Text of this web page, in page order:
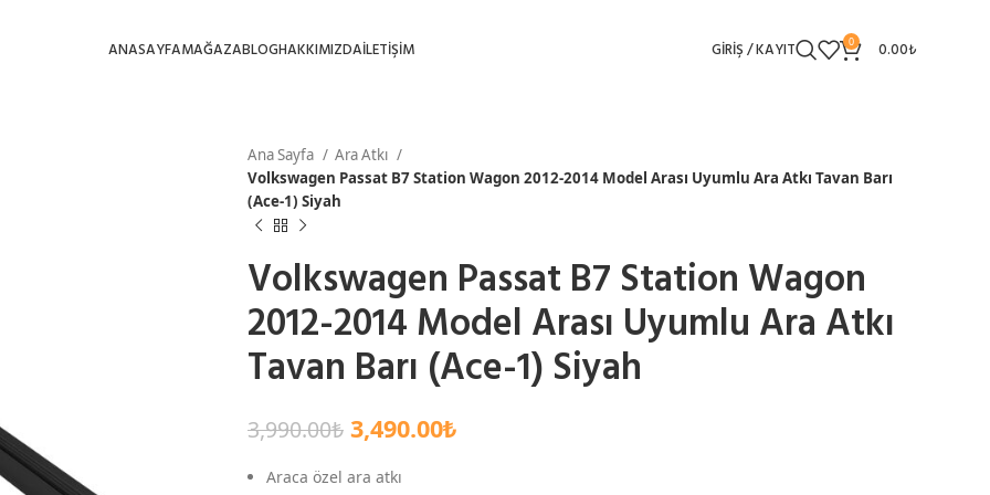
ANASAYFAMAĞAZABLOGHAKKIMIZDAİLETİŞİM GIRIŞ / KAYIT 0 0.00₺
Ana Sayfa
Ara Atkı
Volkswagen Passat B7 Station Wagon 2012-2014 Model Arası Uyumlu Ara Atkı Tavan Barı
(Ace-1) Siyah
Volkswagen Passat B7 Station Wagon
2012-2014 Model Arası Uyumlu Ara Atkı
Tavan Barı (Ace-1) Siyah
3,990.00₺ 3,490.00₺
Araca özel ara atkı